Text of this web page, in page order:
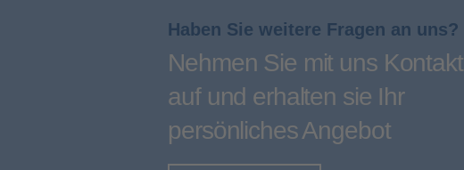
Haben Sie weitere Fragen an uns?
Nehmen Sie mit uns Kontakt
auf und erhalten sie Ihr
persönliches Angebot